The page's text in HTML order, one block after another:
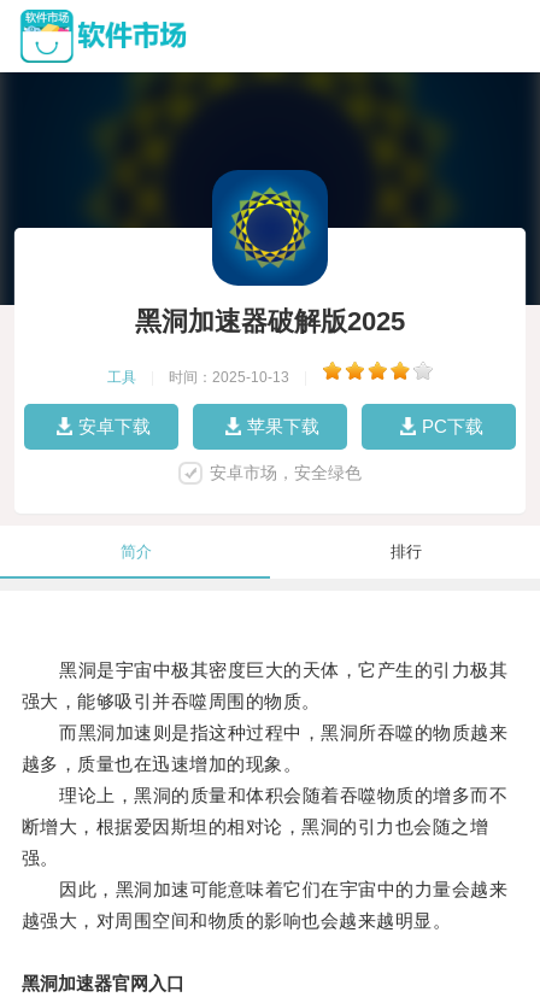
黑洞加速器破解版2025
工具 时间：2025-10-13
安卓下载 苹果下载 PC下载
安卓市场，安全绿色
简介 排行
黑洞是宇宙中极其密度巨大的天体，它产生的引力极其
强大，能够吸引并吞噬周围的物质。
而黑洞加速则是指这种过程中，黑洞所吞噬的物质越来
越多，质量也在迅速增加的现象。
理论上，黑洞的质量和体积会随着吞噬物质的增多而不
断增大，根据爱因斯坦的相对论，黑洞的引力也会随之增
强。
因此，黑洞加速可能意味着它们在宇宙中的力量会越来
越强大，对周围空间和物质的影响也会越来越明显。
黑洞加速器官网入口